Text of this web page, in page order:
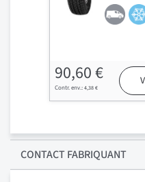
90,60 €
4,38 €
CONTACT FABRIQUANT